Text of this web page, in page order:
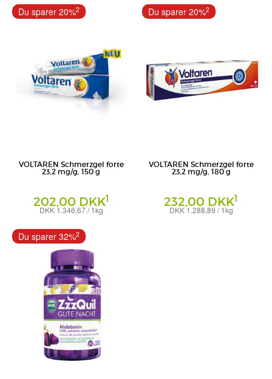
A. Nattermann & Cie GmbH WICK Pharma - Zweigniederlassung der
Procter & Gamble GmbH
VOLTAREN Schmerzgel forte
23,2 mg/g, 150 g
202,00 DKK1
DKK 1.346,67 / 1kg
Haleon Germany GmbH
Du sparer 20%2
VOLTAREN Schmerzgel forte
23,2 mg/g, 180 g
232,00 DKK1
DKK 1.288,89 / 1kg
Du sparer 20%2
Du sparer 32%2